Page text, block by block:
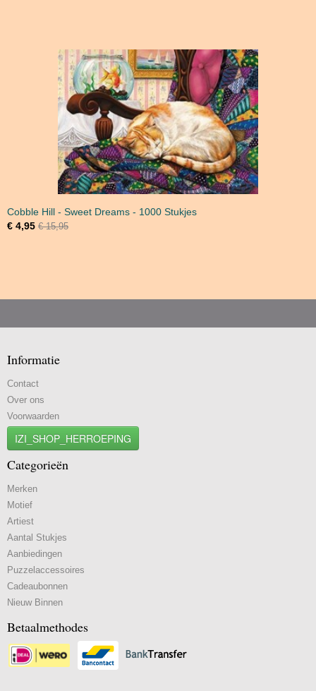
Cobble Hill - Sweet Dreams - 1000 Stukjes
€ 4,95 € 15,95
Informatie
Contact
Over ons
Voorwaarden
IZI_SHOP_HERROEPING
Categorieën
Merken
Motief
Artiest
Aantal Stukjes
Aanbiedingen
Puzzelaccessoires
Cadeaubonnen
Nieuw Binnen
Betaalmethodes